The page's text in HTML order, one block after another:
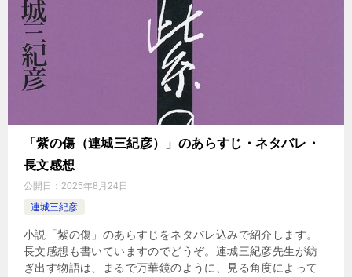
「紫の傷（連城三紀彦）」のあらすじ・ネタバレ・
長文感想
公開日： 2025年8月24日
連城三紀彦
小説「紫の傷」のあらすじをネタバレ込みで紹介します。
長文感想も書いていますのでどうぞ。連城三紀彦先生が紡
ぎ出す物語は、まるで万華鏡のように、見る角度によって